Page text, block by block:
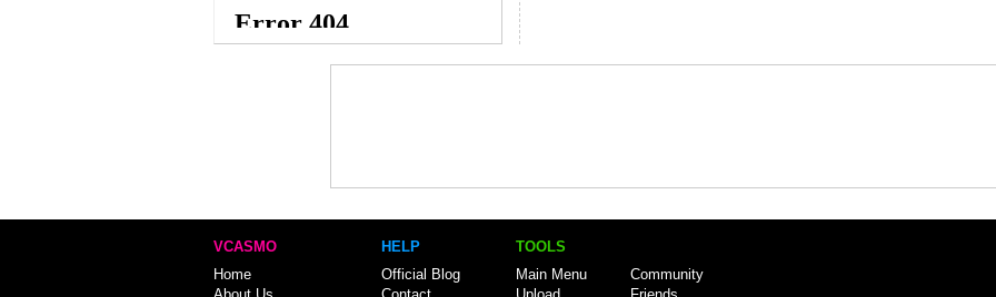
VCASMO
Home
HELP
Official Blog
TOOLS
Main Menu
Community